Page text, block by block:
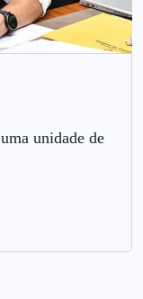
unidade de